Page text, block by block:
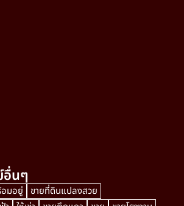
อื่นๆ
มอยู่
ขายที่ดินแปลงสวย